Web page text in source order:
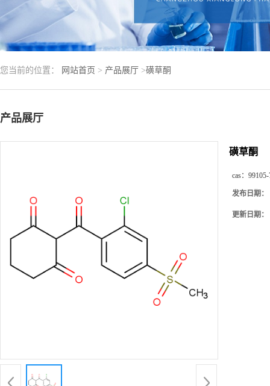
您当前的位置： 网站首页 > 产品展厅 >磺草酮
产品展厅
磺草酮
cas：
发布日期：
更新日期：